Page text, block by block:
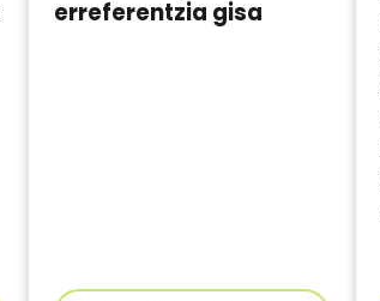
erreferentzia gisa